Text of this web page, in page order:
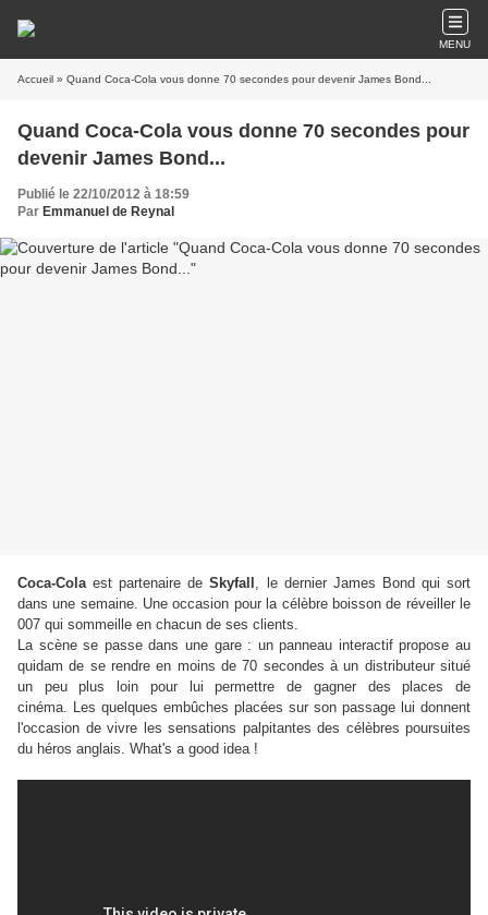
MENU
Accueil » Quand Coca-Cola vous donne 70 secondes pour devenir James Bond...
Quand Coca-Cola vous donne 70 secondes pour
devenir James Bond...
Publié le 22/10/2012 à 18:59
Par Emmanuel de Reynal
Coca-Colaest partenaire deSkyfall , le dernier James Bond qui sort
dans une semaine. Une occasion pour la célèbre boisson de réveiller le
007 qui sommeille en chacun de ses clients.
La scène se passe dans une gare : un panneau interactif propose au
quidam de se rendre en moins de 70 secondes à un distributeursitué
un peu plus loin pour lui permettre de
gagner des places de
cinéma. Les quelques embûches placées sur son passage lui donnent
l'occasion de vivre les sensations palpitantes des célèbres poursuites
du héros anglais. What's a good idea !